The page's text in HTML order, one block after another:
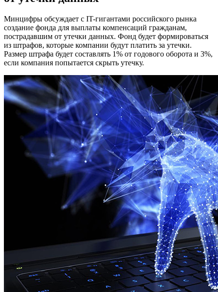
Минцифры обсуждает с IT-гигантами российского рынка
создание фонда для выплаты компенсаций гражданам,
пострадавшим от утечки данных. Фонд будет формироваться
из штрафов, которые компании будут платить за утечки.
Размер штрафа будет составлять 1% от годового оборота и 3%,
если компания попытается скрыть утечку.